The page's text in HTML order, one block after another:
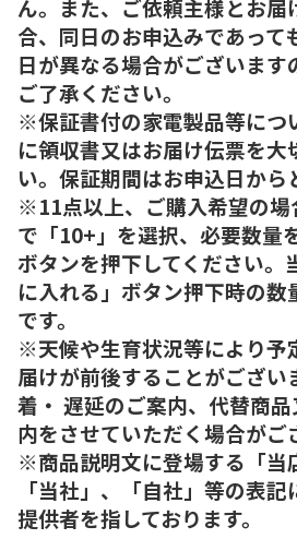
ん。また、ご依頼主様とお届
合、同日のお申込みであって
日が異なる場合がございます
ご了承ください。
※保証書付の家電製品等につ
に領収書又はお届け伝票を大
い。保証期間はお申込日から
※11点以上、ご購入希望の場
で「10+」を選択、必要数量
ボタンを押下してください。
に入れる」ボタン押下時の
です。
※天候や生育状況等により予
届けが前後することがござい
着・ 遅延のご案内、代替商
内をさせていただく場合がご
※商品説明文に登場する「当
「当社」、「自社」等の表
提供者を指しております。